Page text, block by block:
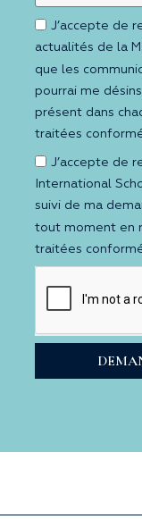
J’accepte de
actualités de la
que les
pourrai me
présent dans
traitées
J’accepte de
International
suivi de ma
tout moment en
traitées